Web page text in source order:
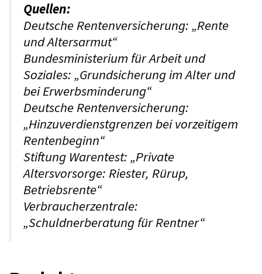
Quellen:
Deutsche Rentenversicherung: „Rente
und Altersarmut“
Bundesministerium für Arbeit und
Soziales: „Grundsicherung im Alter und
bei Erwerbsminderung“
Deutsche Rentenversicherung:
„Hinzuverdienstgrenzen bei vorzeitigem
Rentenbeginn“
Stiftung Warentest: „Private
Altersvorsorge: Riester, Rürup,
Betriebsrente“
Verbraucherzentrale:
„Schuldnerberatung für Rentner“